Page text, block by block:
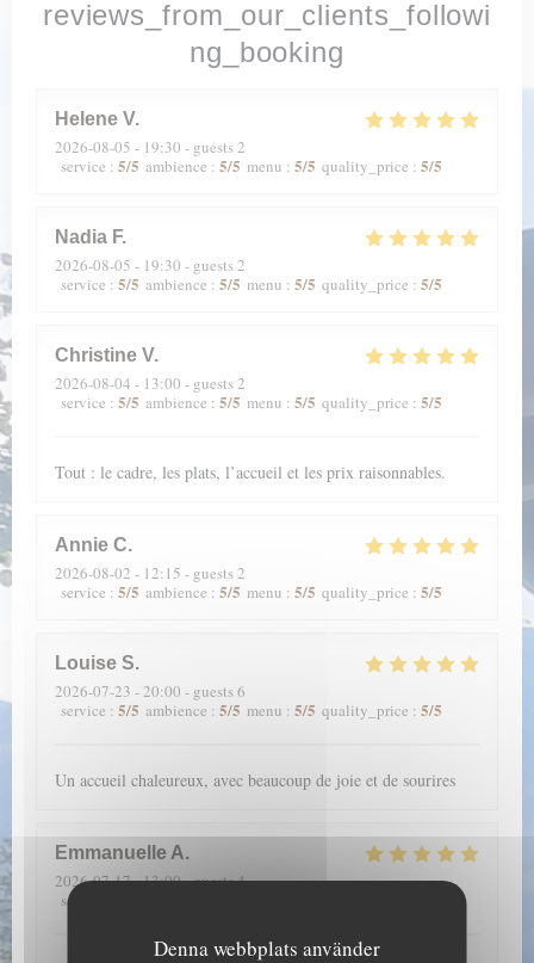
Denna webbplats använder
reviews_from_our_clients_followi
ng_booking
Helene V
2026-08-05 - 19:30 - guests 2
service : 5/5 ambience : 5/5 menu : 5/5 quality_price : 5/5
Nadia F
2026-08-05 - 19:30 - guests 2
service : 5/5 ambience : 5/5 menu : 5/5 quality_price : 5/5
Christine V
2026-08-04 - 13:00 - guests 2
service : 5/5 ambience : 5/5 menu : 5/5 quality_price : 5/5
Tout : le cadre, les plats, l’accueil et les prix raisonnables.
Annie C
2026-08-02 - 12:15 - guests 2
service : 5/5 ambience : 5/5 menu : 5/5 quality_price : 5/5
Louise S
2026-07-23 - 20:00 - guests 6
service : 5/5 ambience : 5/5 menu : 5/5 quality_price : 5/5
Un accueil chaleureux, avec beaucoup de joie et de sourires
Emmanuelle A
2026-07-17- 13:00 - guests 4
service